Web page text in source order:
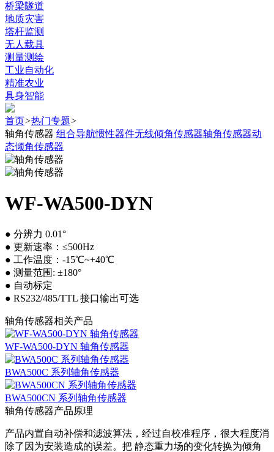
桥梁隧道
地质灾害
塔杆监测
无人载具
测量测绘
工业自动化
精准农业
具身智能
首页>热门专题>
轴角传感器 组合导航惯性器件无线倾角传感器轴角传感器动
态倾角传感器
WF-WA500-DYN
● 分辨力 0.01°
● 更新速率：≤500Hz
● 工作温度：-15℃~+40℃
● 测量范围: ±180°
● 自动标定
● RS232/485/TTL 接口输出可选
轴角传感器相关产品
WF-WA500-DYN 轴角传感器
BWA500C 系列轴角传感器
BWA500CN 系列轴角传感器
轴角传感器产品原理
产品内置自动补偿和滤波算法，经过自校准程序，很大程度消
除了因为安装造成的误差。把 静态重力场的变化转换为倾角